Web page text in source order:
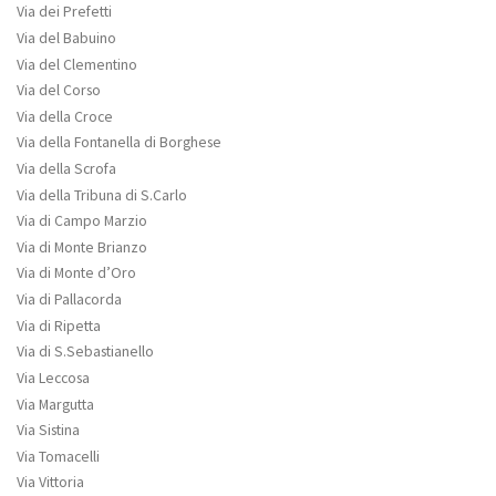
Via dei Prefetti
Via del Babuino
Via del Clementino
Via del Corso
Via della Croce
Via della Fontanella di Borghese
Via della Scrofa
Via della Tribuna di S.Carlo
Via di Campo Marzio
Via di Monte Brianzo
Via di Monte d’Oro
Via di Pallacorda
Via di Ripetta
Via di S.Sebastianello
Via Leccosa
Via Margutta
Via Sistina
Via Tomacelli
Via Vittoria